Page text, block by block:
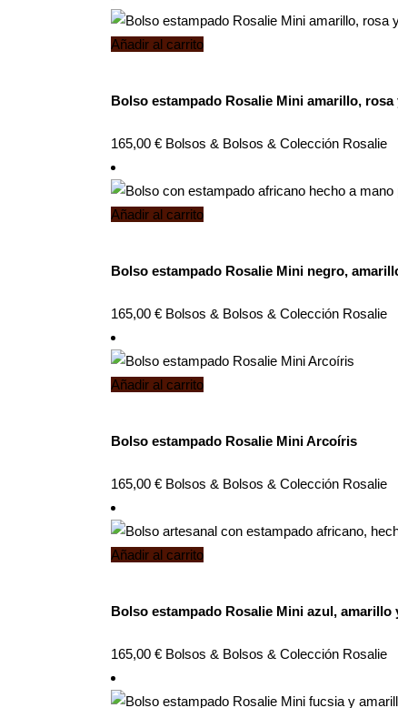
Añadir al carrito
Bolso estampado Rosalie Mini amarillo, rosa
165,00 € Bolsos & Bolsos & Colección Rosalie
Añadir al carrito
Bolso estampado Rosalie Mini negro,
165,00 € Bolsos & Bolsos & Colección Rosalie
Añadir al carrito
Bolso estampado Rosalie Mini Arcoíris
165,00 € Bolsos & Bolsos & Colección Rosalie
Añadir al carrito
Bolso estampado Rosalie Mini azul, amarillo
165,00 € Bolsos & Bolsos & Colección Rosalie